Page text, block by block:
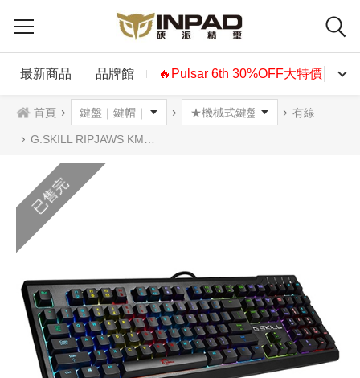
最新商品 品牌館 🔥Pulsar 6th 30%OFF大特價🔥
首頁 有線
G.SKILL RIPJAWS KM570 RGB背光機械式鍵盤 中文 茶軸 青軸 紅軸
已售完